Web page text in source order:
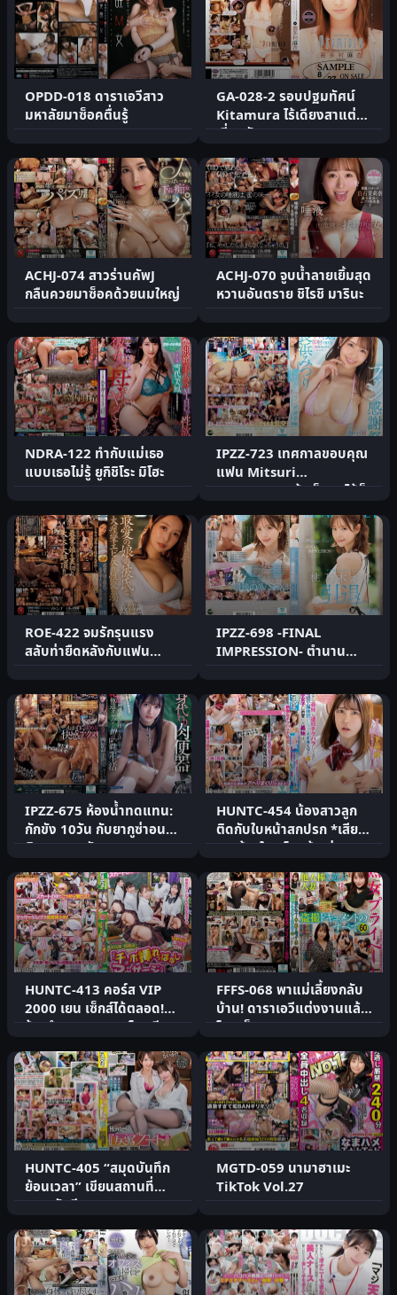
OPDD-018 ดาราเอวีสาว
มหาลัยมาซ็อคตื่นรู้
GA-028-2 รอบปฐมทัศน์
Kitamura ไร้เดียงสาแต่
เงี่ยนจัด
ACHJ-074 สาวร่านคัพJ
กลืนควยมาซ็อคด้วยนมใหญ่
ACHJ-070 จูบน้ำลายเยิ้มสุด
หวานอันตราย ชิไรชิ มารินะ
NDRA-122 ทำกับแม่เธอ
แบบเธอไม่รู้ ยูกิชิโระ มิโฮะ
IPZZ-723 เทศกาลขอบคุณ
แฟน Mitsuri
Nagahama ถ้าเย็ดอกได้ก็
ชนะ
ROE-422 จมรักรุนแรง
สลับท่ายืดหลังกับแฟน
ลูกสาว
IPZZ-698 -FINAL
IMPRESSION- ตำนาน
Aipoke Momonogi
IPZZ-675 ห้องน้ำทดแทน:
กักขัง 10วัน กับยากูซ่าอนลิ
มิตแตก17นัด
HUNTC-454 น้องสาวลูก
ติดกับใบหน้าสกปรก *เสียง
จากข้างใน* โดนล้อเล่น
HUNTC-413 คอร์ส VIP
2000 เยน เซ็กส์ได้ตลอด!
ร้านจำลองเทศกาลโรงเรีย.
FFFS-068 พาแม่เลี้ยงกลับ
บ้าน! ดาราเอวีแต่งงานแล้ว
โดนเย็ด 60คน
HUNTC-405 “สมุดบันทึก
ย้อนเวลา” เขียนสถานที่
เวลา วันที.
MGTD-059 นามาฮาเมะ
TikTok Vol.27